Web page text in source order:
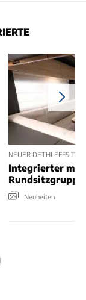
NEUER DETHLEFFS
Integrierter mit
Neuheiten